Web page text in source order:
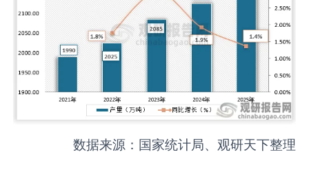
数据来源：国家统计局、观研天下整理